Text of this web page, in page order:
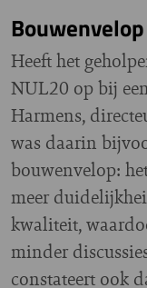
Bouwenvelop
Heeft het
NUL20 op bij
Harmens,
was daarin
bouwenvelop:
meer
kwaliteit,
minder
constateert ook